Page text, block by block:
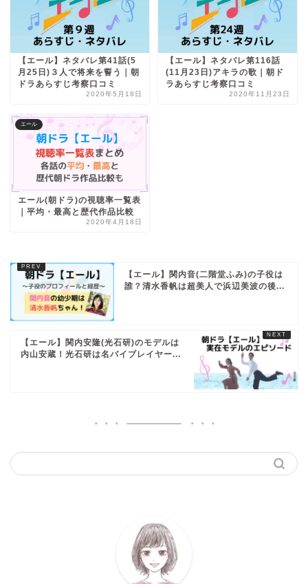
【エール】ネタバレ第41話(5
月25日)３人で将来を誓う｜朝
ドラあらすじ考察口コミ
2020年5月18日
【エール】ネタバレ第116話
(11月23日)アキラの歌｜朝ド
ラあらすじ考察口コミ
2020年11月23日
エール
エール(朝ドラ)の視聴率一覧表
｜平均・最高と歴代作品比較
2020年4月18日
【エール】関内音(二階堂ふみ)の子役は
誰？清水香帆は超美人で浜辺美波の後...
【エール】関内安隆(光石研)のモデルは
内山安蔵！光石研は名バイブレイヤー...